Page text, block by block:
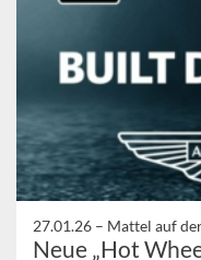
27.01.26 – Mattel auf
Neue „Hot